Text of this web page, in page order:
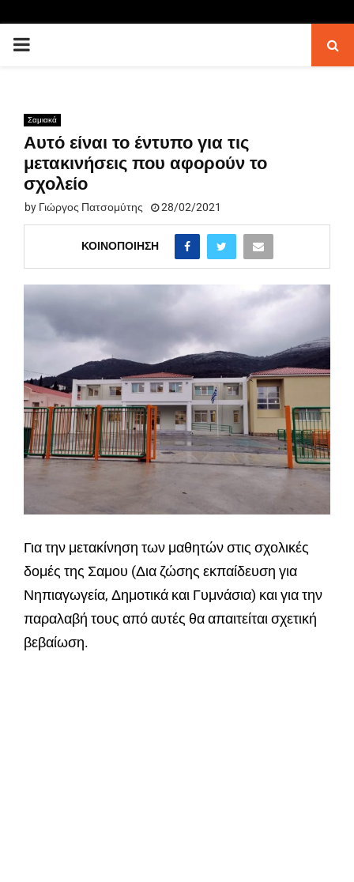
PRIMARY
Σαμιακά
Αυτό είναι το έντυπο για τις
μετακινήσεις που αφορούν το
σχολείο
by Γιώργος Πατσομύτης 28/02/2021
ΚΟΙΝΟΠΟΊΗΣΗ
Για την μετακίνηση των μαθητών στις σχολικές
δομές της Σαμου (Δια ζώσης εκπαίδευση για
Νηπιαγωγεία, Δημοτικά και Γυμνάσια) και για την
παραλαβή τους από αυτές θα απαιτείται σχετική
βεβαίωση.